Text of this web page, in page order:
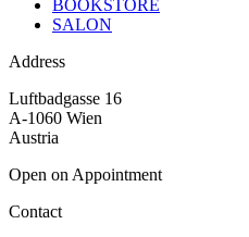
BOOKSTORE
SALON
Address
Luftbadgasse 16
A-1060 Wien
Austria
Open on Appointment
Contact